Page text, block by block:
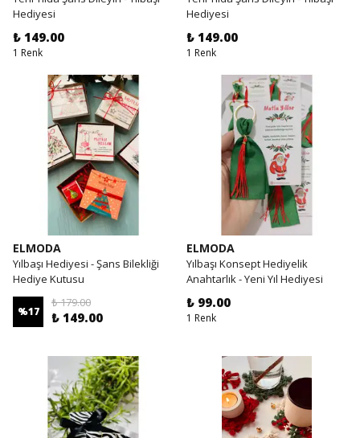
Hediyesi
₺ 149.00
1 Renk
Hediyesi
₺ 149.00
1 Renk
ELMODA
Yılbaşı Hediyesi - Şans Bilekliği
Hediye Kutusu
%17
₺ 179.00
₺ 149.00
ELMODA
Yılbaşı Konsept Hediyelik
Anahtarlık - Yeni Yıl Hediyesi
₺ 99.00
1 Renk